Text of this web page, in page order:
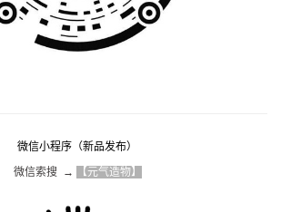
微信小程序（新品发布）
微信索搜  → 【元气造物】